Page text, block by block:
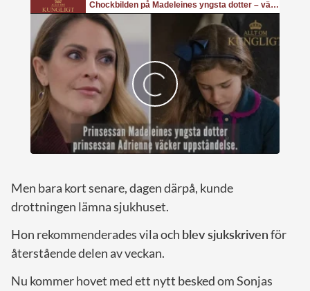
Men bara kort senare, dagen därpå, kunde
drottningen lämna sjukhuset.
Hon rekommenderades vila och blev sjukskrivenför
återstående delen av veckan.
Nu kommer hovet med ett nytt besked om Sonjas